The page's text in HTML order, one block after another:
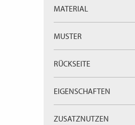
MATERIAL
MUSTER
RÜCKSEITE
EIGENSCHAFTEN
ZUSATZNUTZEN